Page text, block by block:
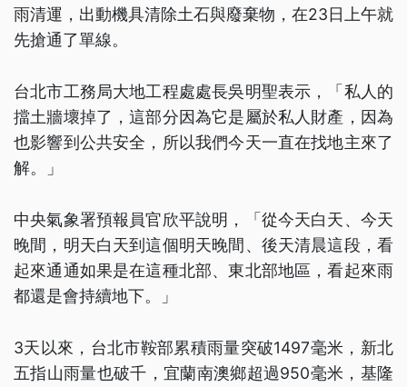
雨清運，出動機具清除土石與廢棄物，在23日上午就
先搶通了單線。
台北市工務局大地工程處處長吳明聖表示，「私人的
擋土牆壞掉了，這部分因為它是屬於私人財產，因為
也影響到公共安全，所以我們今天一直在找地主來了
解。」
中央氣象署預報員官欣平說明，「從今天白天、今天
晚間，明天白天到這個明天晚間、後天清晨這段，看
起來通通如果是在這種北部、東北部地區，看起來雨
都還是會持續地下。」
3天以來，台北市鞍部累積雨量突破1497毫米，新北
五指山雨量也破千，宜蘭南澳鄉超過950毫米，基隆